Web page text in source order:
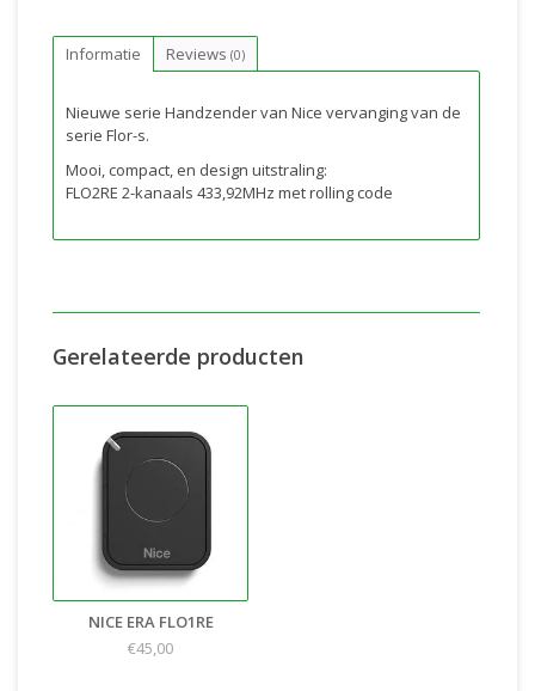
Informatie Reviews (0)
Nieuwe serie Handzender van Nice vervanging van de
serie Flor-s.
Mooi, compact, en design uitstraling:
FLO2RE 2-kanaals 433,92MHz met rolling code
Gerelateerde producten
NICE ERA FLO1RE
€45,00